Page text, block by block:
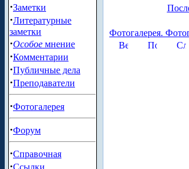
·Заметки
·Литературные
заметки
·Особое мнение
·Комментарии
·Публичные дела
·Преподаватели
·Фотогалерея
·Форум
·Справочная
·Ссылки
Фотогалерея.